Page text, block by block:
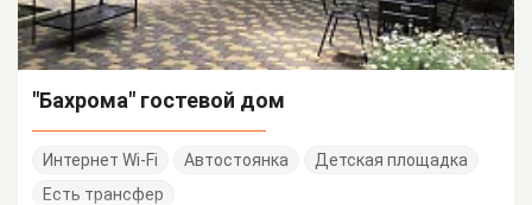
"Бахрома" гостевой дом
Интернет Wi-Fi Автостоянка
Детская площадка
Есть трансфер